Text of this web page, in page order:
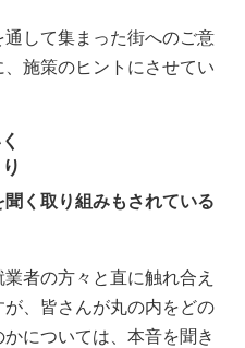
して集まった街へのご意
施策のヒントにさせてい
く取り組みもされている
者の方々と直に触れ合え
、皆さんが丸の内をどの
については、本音を聞き